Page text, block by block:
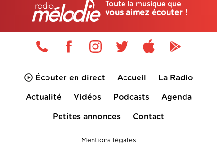
Toute la musique que
vous aimez écouter !
Écouter en direct Accueil La Radio
Actualité Vidéos Podcasts Agenda
Petites annonces Contact
Mentions légales